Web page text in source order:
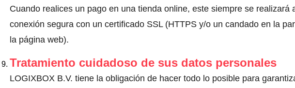
Cuando realices un pago en una tienda online, este siempre se realizará
conexión segura con un certificado SSL (HTTPS y/o un candado en la
la página web).
Tratamiento cuidadoso de sus datos personales
LOGIXBOX B.V. tiene la obligación de hacer todo lo posible para